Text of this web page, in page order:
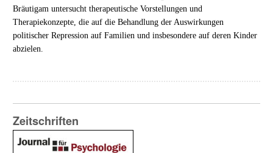
Bräutigam untersucht therapeutische Vorstellungen und
Therapiekonzepte, die auf die Behandlung der Auswirkungen
politischer Repression auf Familien und insbesondere auf deren Kinder
abzielen.
Zeitschriften